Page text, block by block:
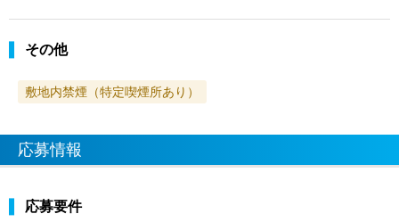
その他
敷地内禁煙（特定喫煙所あり）
応募情報
応募要件